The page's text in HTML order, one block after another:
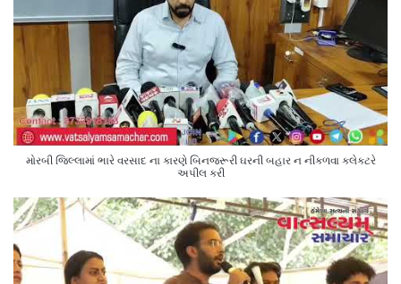
મોરબી જિલ્લામાં ભારે વરસાદ ના કારણે બિનજરૂરી ઘરની બહાર ન નીકળવા કલેક્ટરે
અપીલ કરી